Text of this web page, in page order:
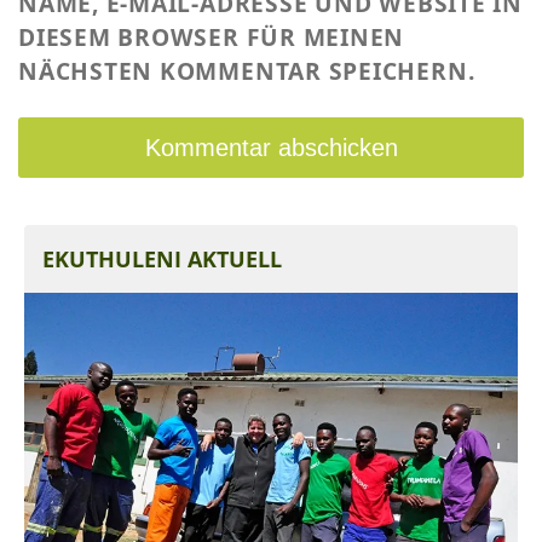
DIESEM BROWSER FÜR MEINEN
NÄCHSTEN KOMMENTAR SPEICHERN.
EKUTHULENI AKTUELL